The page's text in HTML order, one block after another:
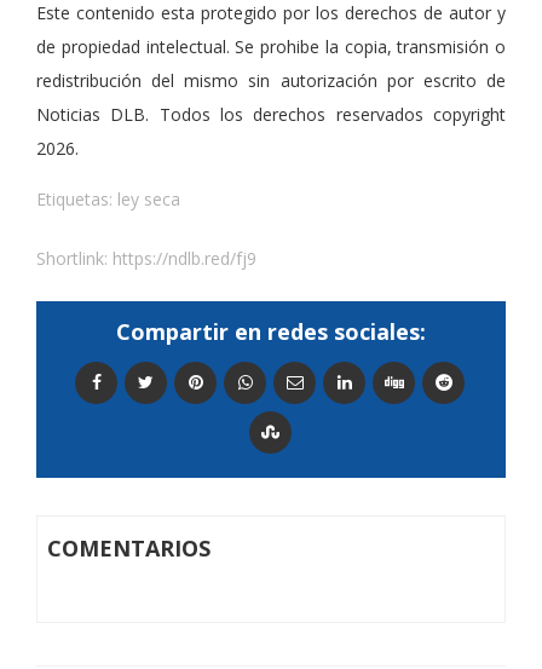
Este contenido esta protegido por los derechos de autor y
de propiedad intelectual. Se prohibe la copia, transmisión o
redistribución del mismo sin autorización por escrito de
Noticias DLB. Todos los derechos reservados copyright
2026.
Etiquetas: ley seca
Shortlink: https://ndlb.red/fj9
Compartir en redes sociales:
COMENTARIOS